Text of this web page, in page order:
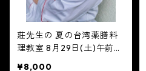
莊先生の 夏の台湾薬膳料
理教室 8月29日(土)午前の
¥8,000